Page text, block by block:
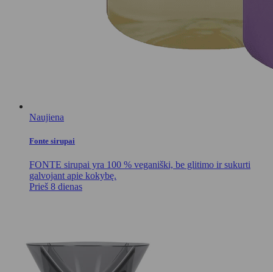
Naujiena
Fonte sirupai
FONTE sirupai yra 100 % veganiški, be glitimo ir sukurti
galvojant apie kokybę.
Prieš 8 dienas